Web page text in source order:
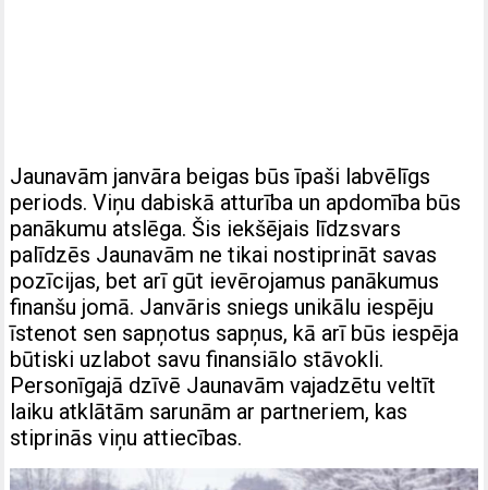
Jaunavām janvāra beigas būs īpaši labvēlīgs
periods. Viņu dabiskā atturība un apdomība būs
panākumu atslēga. Šis iekšējais līdzsvars
palīdzēs Jaunavām ne tikai nostiprināt savas
pozīcijas, bet arī gūt ievērojamus panākumus
finanšu jomā. Janvāris sniegs unikālu iespēju
īstenot sen sapņotus sapņus, kā arī būs iespēja
būtiski uzlabot savu finansiālo stāvokli.
Personīgajā dzīvē Jaunavām vajadzētu veltīt
laiku atklātām sarunām ar partneriem, kas
stiprinās viņu attiecības.